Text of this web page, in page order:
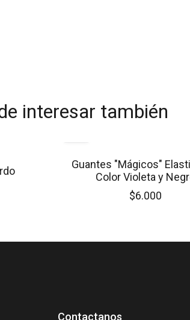
interesar también
Guantes "Mágicos"
Color Violeta y
$6.000
Contactanos